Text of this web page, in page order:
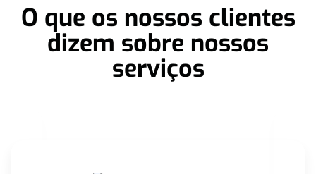
O que os nossos clientes
dizem sobre nossos
serviços